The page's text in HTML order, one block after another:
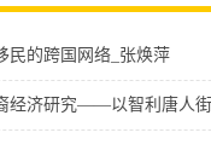
民的跨国网络_张焕萍
经济研究——以智利唐人